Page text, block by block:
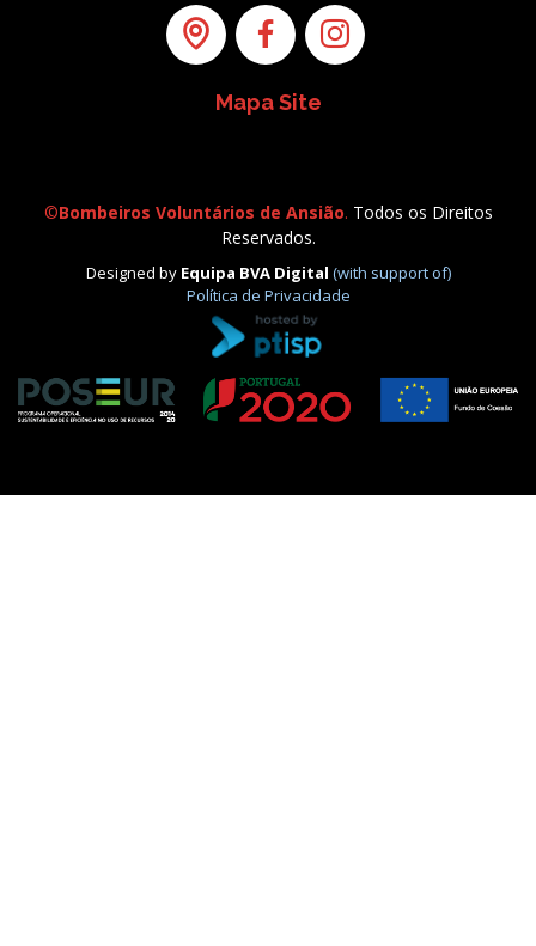
Mapa Site
©Bombeiros Voluntários de Ansião. Todos os Direitos
Reservados.
Designed by Equipa BVA Digital (with support of)
Política de Privacidade